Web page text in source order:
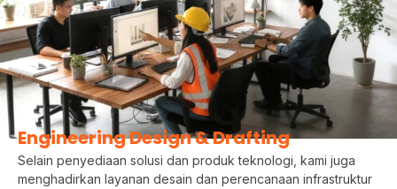
Engineering Design & Drafting
Selain penyediaan solusi dan produk teknologi, kami juga
menghadirkan layanan desain dan perencanaan infrastruktur